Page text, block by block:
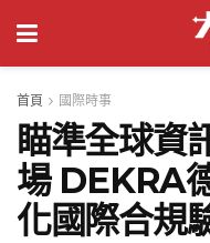
首頁 國際時事
瞄準全球資
場 DEKRA
化國際合規